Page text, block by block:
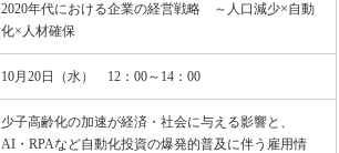
2020年代における企業の経営戦略 ～人口減少×自動
化×人材確保
10月20日（水） 12：00～14：00
少子高齢化の加速が経済・社会に与える影響と、
AI・RPAなど自動化投資の爆発的普及に伴う雇用情